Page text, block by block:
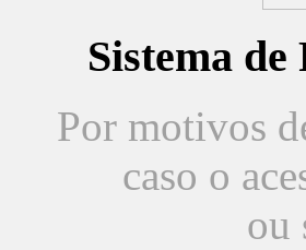
Sistema de
Por motivos
caso o
ou